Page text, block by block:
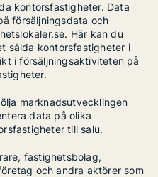
kontorsfastigheter. Data
försäljningsdata och
Här kan du
sålda kontorsfastigheter i
i försäljningsaktiviteten på
marknadsutvecklingen
data på olika
till salu.
fastighetsbolag,
och andra aktörer som